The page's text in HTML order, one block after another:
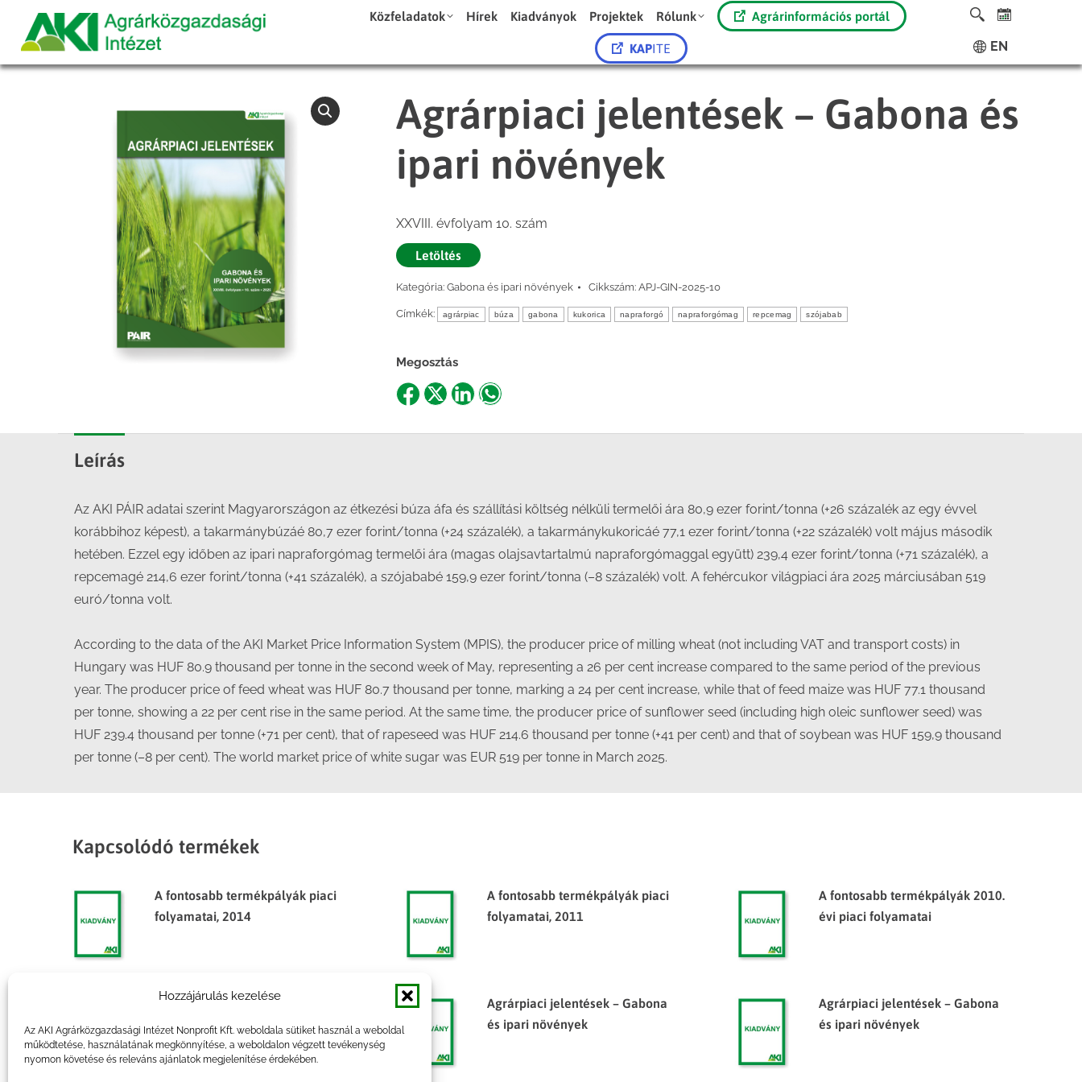
Hozzájárulás kezelése
Az AKI Agrárközgazdasági Intézet Nonprofit Kft. weboldala sütiket használ a weboldal
működtetése, használatának megkönnyítése, a weboldalon végzett tevékenység
nyomon követése és releváns ajánlatok megjelenítése érdekében.
Közfeladatok Hírek Kiadványok Projektek Rólunk Agrárinformációs portál
KAPITE EN
Agrárpiaci jelentések – Gabona és
ipari növények
XXVIII. évfolyam 10. szám
Letöltés
Kategória: Gabona és ipari növények Cikkszám: APJ-GIN-2025-10
Címkék: agrárpiac búza gabona kukorica napraforgó napraforgómag repcemag szójabab
Megosztás
ShareShareShareShare
Leírás
Az AKI PÁIR adatai szerint Magyarországon az étkezési búza áfa és szállítási költség nélküli termelői ára 80,9 ezer forint/tonna (+26 százalék az egy évvel
korábbihoz képest), a takarmánybúzáé 80,7 ezer forint/tonna (+24 százalék), a takarmánykukoricáé 77,1 ezer forint/tonna (+22 százalék) volt május második
hetében. Ezzel egy időben az ipari napraforgómag termelői ára (magas olajsavtartalmú napraforgómaggal együtt) 239,4 ezer forint/tonna (+71 százalék), a
repcemagé 214,6 ezer forint/tonna (+41 százalék), a szójababé 159,9 ezer forint/tonna (–8 százalék) volt. A fehércukor világpiaci ára 2025 márciusában 519
euró/tonna volt.
According to the data of the AKI Market Price Information System (MPIS), the producer price of milling wheat (not including VAT and transport costs) in
Hungary was HUF 80.9 thousand per tonne in the second week of May, representing a 26 per cent increase compared to the same period of the previous
year. The producer price of feed wheat was HUF 80.7 thousand per tonne, marking a 24 per cent increase, while that of feed maize was HUF 77.1 thousand
per tonne, showing a 22 per cent rise in the same period. At the same time, the producer price of sunflower seed (including high oleic sunflower seed) was
HUF 239.4 thousand per tonne (+71 per cent), that of rapeseed was HUF 214.6 thousand per tonne (+41 per cent) and that of soybean was HUF 159,9 thousand
per tonne (–8 per cent). The world market price of white sugar was EUR 519 per tonne in March 2025.
Kapcsolódó termékek
A fontosabb termékpályák piaci
folyamatai, 2014
A fontosabb termékpályák piaci
folyamatai, 2011
A fontosabb termékpályák 2010.
évi piaci folyamatai
Agrárpiaci jelentések – Gabona
és ipari növények
Agrárpiaci jelentések – Gabona
és ipari növények
Agrárpiaci jelentések – Gabona
és ipari növények